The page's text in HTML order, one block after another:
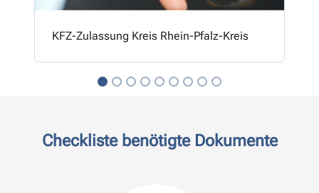
KFZ-Zulassung Kreis Rhein-Pfalz-Kreis
Checkliste benötigte Dokumente